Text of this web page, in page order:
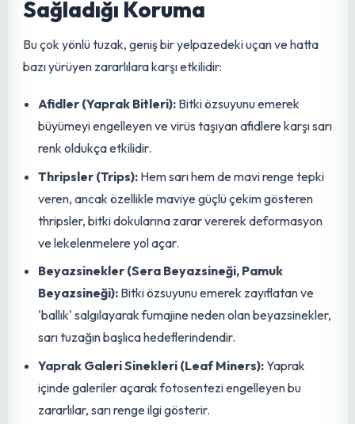
Genel bir kılavuz olarak, 1000 m² alan için yaklaşık 150-
170 metre rulo tuzak yeterli olabilir. Ancak bu oran,
yetiştirilen ürünün türüne, zararlı popülasyon yoğunluğuna
baskısı olan bölgelerde veya hassas dönemlerde bu
miktar artırılabilir.
Hedeflenen Zararlılar ve
Sağladığı Koruma
Bu çok yönlü tuzak, geniş bir yelpazedeki uçan ve hatta
bazı yürüyen zararlılara karşı etkilidir:
Afidler (Yaprak Bitleri):Bitki özsuyunu emerek
büyümeyi engelleyen ve virüs taşıyan afidlere karşı sarı
renk oldukça etkilidir.
Thripsler (Trips):Hem sarı hem de mavi renge tepki
veren, ancak özellikle maviye güçlü çekim gösteren